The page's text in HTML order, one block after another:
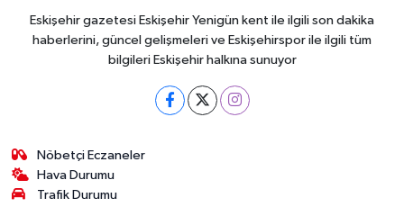
Eskişehir gazetesi Eskişehir Yenigün kent ile ilgili son dakika
haberlerini, güncel gelişmeleri ve Eskişehirspor ile ilgili tüm
bilgileri Eskişehir halkına sunuyor
Nöbetçi Eczaneler
Hava Durumu
Trafik Durumu